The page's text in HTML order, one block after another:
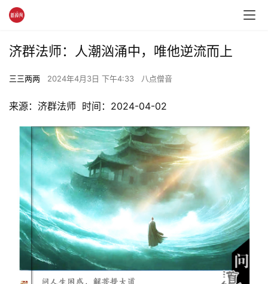
济群法师：人潮汹涌中，唯他逆流而上
三三两两 2024年4月3日 下午4:33 八点僧音
来源：济群法师  时间：2024-04-02